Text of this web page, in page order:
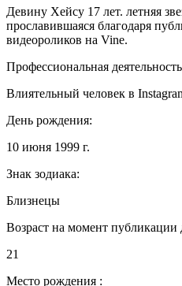
Девину Хейсу 17 лет. летняя
прославившаяся благодаря
видеороликов на Vine.
Профессиональная
Влиятельный человек в
День рождения:
10 июня 1999 г.
Знак зодиака:
Близнецы
Возраст на момент публикации
21
Место рождения :